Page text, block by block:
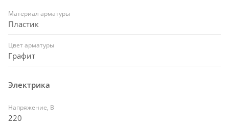
Материал арматуры
Пластик
Цвет арматуры
Графит
Электрика
Напряжение, В
220